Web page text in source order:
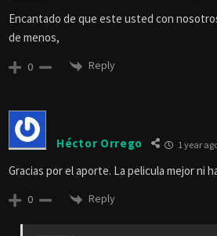
Encantado de que este usted con
de menos,
0 Reply
Héctor Orrego 1 year
Gracias por el aporte. La pelicula mejor ni
0 Reply